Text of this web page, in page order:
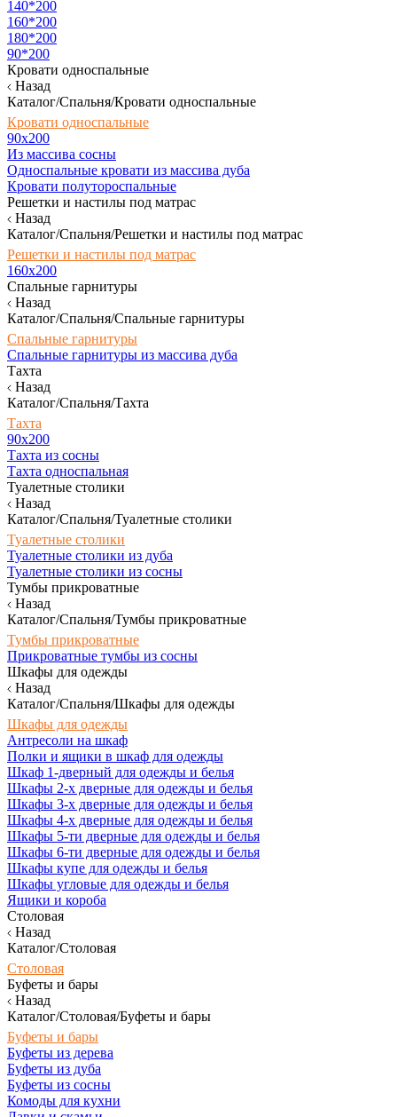
140*200
160*200
180*200
90*200
Кровати односпальные
Назад
Каталог/Спальня/Кровати односпальные
Кровати односпальные
90х200
Из массива сосны
Односпальные кровати из массива дуба
Кровати полутороспальные
Решетки и настилы под матрас
Назад
Каталог/Спальня/Решетки и настилы под матрас
Решетки и настилы под матрас
160х200
Спальные гарнитуры
Назад
Каталог/Спальня/Спальные гарнитуры
Спальные гарнитуры
Спальные гарнитуры из массива дуба
Тахта
Назад
Каталог/Спальня/Тахта
Тахта
90х200
Тахта из сосны
Тахта односпальная
Туалетные столики
Назад
Каталог/Спальня/Туалетные столики
Туалетные столики
Туалетные столики из дуба
Туалетные столики из сосны
Тумбы прикроватные
Назад
Каталог/Спальня/Тумбы прикроватные
Тумбы прикроватные
Прикроватные тумбы из сосны
Шкафы для одежды
Назад
Каталог/Спальня/Шкафы для одежды
Шкафы для одежды
Антресоли на шкаф
Полки и ящики в шкаф для одежды
Шкаф 1-дверный для одежды и белья
Шкафы 2-х дверные для одежды и белья
Шкафы 3-х дверные для одежды и белья
Шкафы 4-х дверные для одежды и белья
Шкафы 5-ти дверные для одежды и белья
Шкафы 6-ти дверные для одежды и белья
Шкафы купе для одежды и белья
Шкафы угловые для одежды и белья
Ящики и короба
Столовая
Назад
Каталог/Столовая
Столовая
Буфеты и бары
Назад
Каталог/Столовая/Буфеты и бары
Буфеты и бары
Буфеты из дерева
Буфеты из дуба
Буфеты из сосны
Комоды для кухни